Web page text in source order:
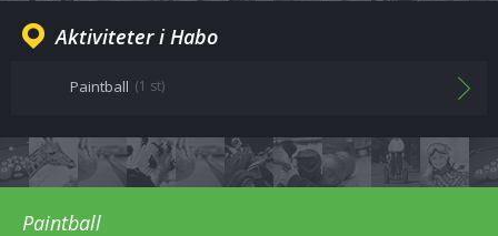
Aktiviteter i Habo
Paintball (1 st)
Paintball